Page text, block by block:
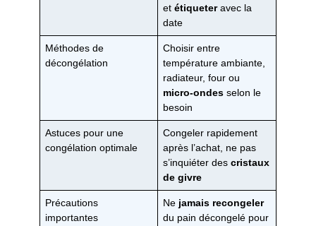
etétiqueteravec la
date
Méthodes de
décongélation
Choisir entre
température ambiante,
radiateur, four ou
micro-ondes selon le
besoin
Astuces pour une
congélation optimale
Congeler rapidement
après l’achat, ne pas
s’inquiéter descristaux
de givre
Précautions
importantes
Ne jamais recongeler
du pain décongelé pour